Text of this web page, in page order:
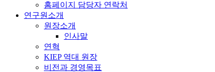
홈페이지 담당자 연락처
연구원소개
원장소개
인사말
연혁
KIEP 역대 원장
비전과 경영목표